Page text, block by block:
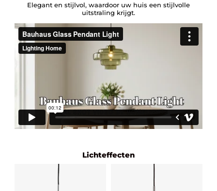
Elegant en stijlvol, waardoor uw huis een stijlvolle
uitstraling krijgt.
Lichteffecten